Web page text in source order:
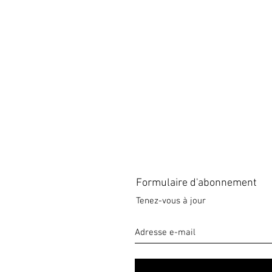
Formulaire d'abonnement
Tenez-vous à jour